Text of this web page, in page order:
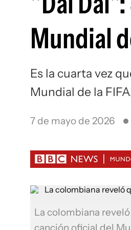
Mundial
Es la cuarta vez
Mundial de la
7 de mayo de 2026
La colombiana